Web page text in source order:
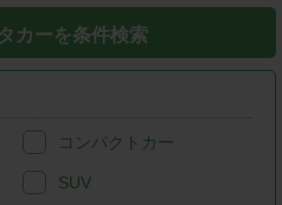
カーを条件検索
コンパクトカー
SUV